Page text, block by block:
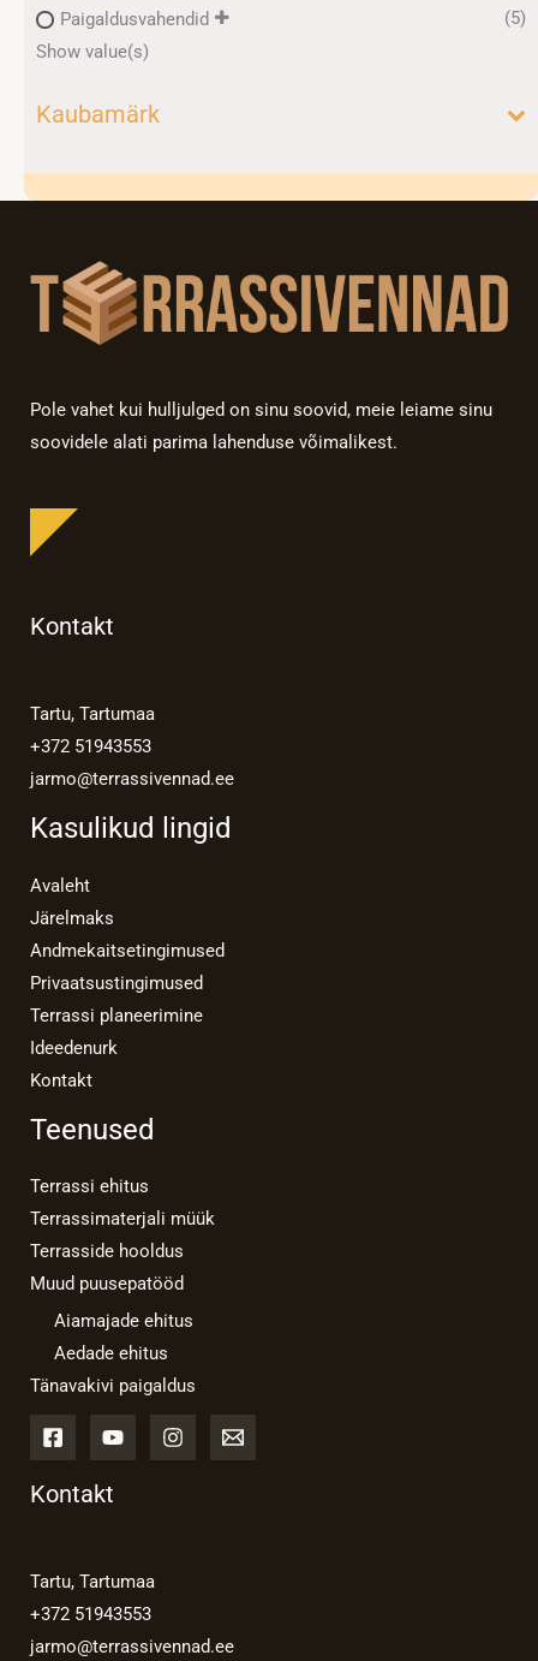
Paigaldusvahendid
(5)
Show value(s)
Kaubamärk
Pole vahet kui hulljulged on sinu soovid, meie leiame sinu
soovidele alati parima lahenduse võimalikest.
Kontakt
Tartu, Tartumaa
+372 51943553
jarmo@terrassivennad.ee
Kasulikud lingid
Avaleht
Järelmaks
Andmekaitsetingimused
Privaatsustingimused
Terrassi planeerimine
Ideedenurk
Kontakt
Teenused
Terrassi ehitus
Terrassimaterjali müük
Terrasside hooldus
Muud puusepatööd
Aiamajade ehitus
Aedade ehitus
Tänavakivi paigaldus
Kontakt
Tartu, Tartumaa
+372 51943553
jarmo@terrassivennad.ee